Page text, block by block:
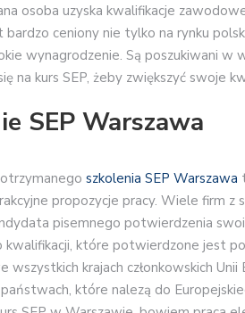
osoba uzyska kwalifikacje
ceniony nie tylko na rynku
wynagrodzenie. Są poszukiwani
na kurs SEP, żeby zwiększyć swoje
SEP Warszawa
szkolenia SEP Warszawa
propozycje pracy. Wiele firm
pisemnego potwierdzenia
które potwierdzone jest
wszystkich krajach członkowskich
które nalezą do